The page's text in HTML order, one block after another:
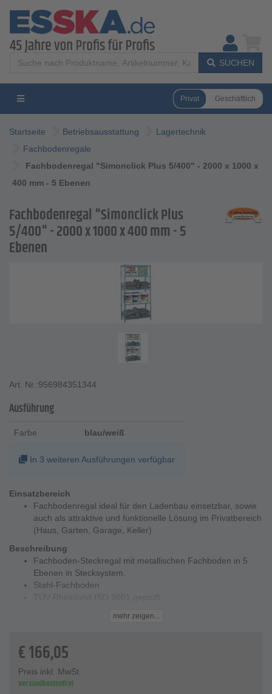
SUCHEN
Privat Geschäftlich
Startseite Betriebsausstattung
Lagertechnik
Fachbodenregale
Fachbodenregal "Simonclick Plus 5/400" - 2000 x 1000 x
400 mm - 5 Ebenen
Fachbodenregal "Simonclick Plus
5/400" - 2000 x 1000 x 400 mm - 5
Ebenen
Art. Nr.:956984351344
Ausführung
Farbe blau/weiß
In 3 weiteren Ausführungen verfügbar
Einsatzbereich
Fachbodenregal ideal für den Ladenbau einsetzbar, sowie
auch als attraktive und funktionelle Lösung im Privatbereich
(Haus, Garten, Garage, Keller)
Beschreibung
Fachboden-Steckregal mit metallischen Fachboden in 5
Ebenen in Stecksystem.
Stahl-Fachboden
5 Jahre Simonrack- Garantie
Traversen.
Schraubenlose Steckmontage schneller Aufbau in 9
Minuten.
Technische Daten
mehr zeigen...
€166,05
Preis inkl. MwSt.
versandkostenfrei